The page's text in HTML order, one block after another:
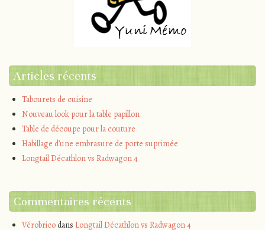
Articles récents
Tabourets de cuisine
Nouveau look pour la table papillon
Table de découpe pour la couture
Habillage d’une embrasure de porte suprimée
Longtail Décathlon vs Radwagon 4
Commentaires récents
Vérobricodans Longtail Décathlon vs Radwagon 4